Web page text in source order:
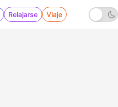
Relajarse Viaje